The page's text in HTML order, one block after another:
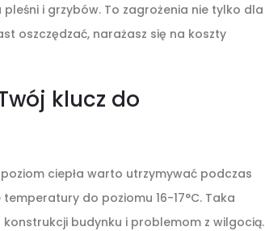
i grzybów. To zagrożenia nie tylko dla
oszczędzać, narażasz się na koszty
klucz do
ciepła warto utrzymywać podczas
do poziomu 16-17°C. Taka
budynku i problemom z wilgocią.